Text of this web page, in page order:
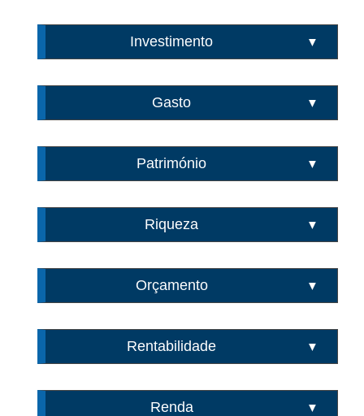
Investimento ▼
Gasto ▼
Património ▼
Riqueza ▼
Orçamento ▼
Rentabilidade ▼
Renda ▼